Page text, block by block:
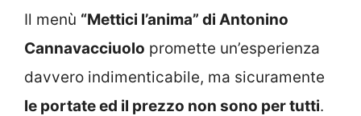
Il menù “Mettici l’anima” di Antonino
Cannavacciuolo promette un’esperienza
davvero indimenticabile, ma sicuramente
le portate ed il prezzo non sono per tutti.